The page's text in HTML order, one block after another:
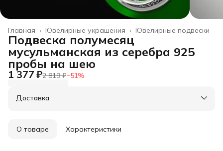
Ювелирные подвески
Ювелирные украшения ›
Главная ›
Подвеска полумесяц
мусульманская из серебра 925
пробы на шею
1 377 ₽2 819 ₽−51%
Доставка
О товаре Характеристики